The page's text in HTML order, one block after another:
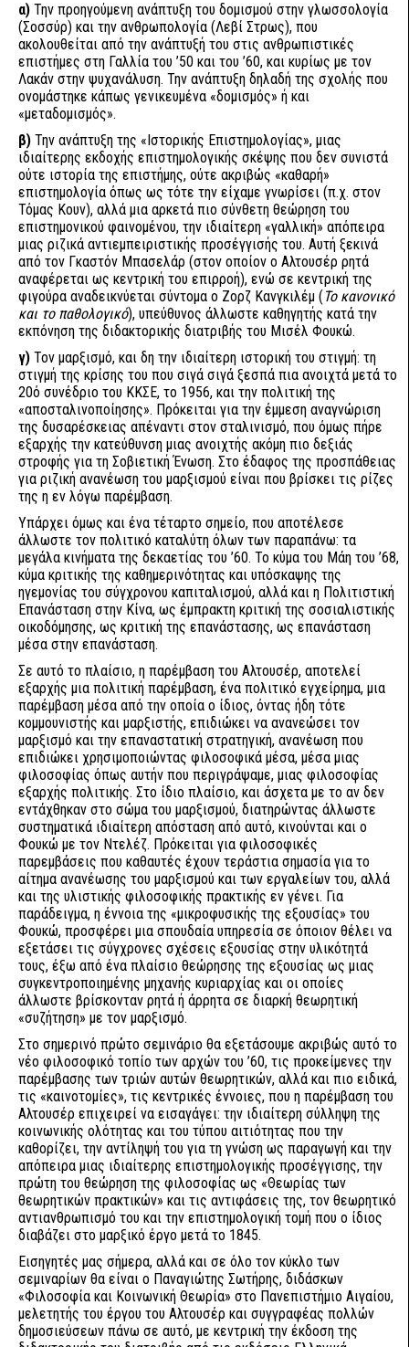
α) Την προηγούμενη ανάπτυξη του δομισμού στην γλωσσολογία
(Σοσσύρ) και την ανθρωπολογία (Λεβί Στρως), που
ακολουθείται από την ανάπτυξή του στις ανθρωπιστικές
επιστήμες στη Γαλλία του ’50 και του ’60, και κυρίως με τον
Λακάν στην ψυχανάλυση. Την ανάπτυξη δηλαδή της σχολής που
ονομάστηκε κάπως γενικευμένα «δομισμός» ή και
«μεταδομισμός».
β) Την ανάπτυξη της «Ιστορικής Επιστημολογίας», μιας
ιδιαίτερης εκδοχής επιστημολογικής σκέψης που δεν συνιστά
ούτε ιστορία της επιστήμης, ούτε ακριβώς «καθαρή»
επιστημολογία όπως ως τότε την είχαμε γνωρίσει (π.χ. στον
Τόμας Κουν), αλλά μια αρκετά πιο σύνθετη θεώρηση του
επιστημονικού φαινομένου, την ιδιαίτερη «γαλλική» απόπειρα
μιας ριζικά αντιεμπειριστικής προσέγγισής του. Αυτή ξεκινά
από τον Γκαστόν Μπασελάρ (στον οποίον ο Αλτουσέρ ρητά
αναφέρεται ως κεντρική του επιρροή), ενώ σε κεντρική της
φιγούρα αναδεικνύεται σύντομα ο Ζορζ Κανγκιλέμ (Το κανονικό
και το παθολογικό), υπεύθυνος άλλωστε καθηγητής κατά την
εκπόνηση της διδακτορικής διατριβής του Μισέλ Φουκώ.
γ) Τον μαρξισμό, και δη την ιδιαίτερη ιστορική του στιγμή: τη
στιγμή της κρίσης του που σιγά σιγά ξεσπά πια ανοιχτά μετά το
20ό συνέδριο του ΚΚΣΕ, το 1956, και την πολιτική της
«αποσταλινοποίησης». Πρόκειται για την έμμεση αναγνώριση
της δυσαρέσκειας απέναντι στον σταλινισμό, που όμως πήρε
εξαρχής την κατεύθυνση μιας ανοιχτής ακόμη πιο δεξιάς
στροφής για τη Σοβιετική Ένωση. Στο έδαφος της προσπάθειας
για ριζική ανανέωση του μαρξισμού είναι που βρίσκει τις ρίζες
της η εν λόγω παρέμβαση.
Υπάρχει όμως και ένα τέταρτο σημείο, που αποτέλεσε
άλλωστε τον πολιτικό καταλύτη όλων των παραπάνω: τα
μεγάλα κινήματα της δεκαετίας του ’60. Το κύμα του Μάη του ’68,
κύμα κριτικής της καθημερινότητας και υπόσκαψης της
ηγεμονίας του σύγχρονου καπιταλισμού, αλλά και η Πολιτιστική
Επανάσταση στην Κίνα, ως έμπρακτη κριτική της σοσιαλιστικής
οικοδόμησης, ως κριτική της επανάστασης, ως επανάσταση
μέσα στην επανάσταση.
Σε αυτό το πλαίσιο, η παρέμβαση του Αλτουσέρ, αποτελεί
εξαρχής μια πολιτική παρέμβαση, ένα πολιτικό εγχείρημα, μια
παρέμβαση μέσα από την οποία ο ίδιος, όντας ήδη τότε
κομμουνιστής και μαρξιστής, επιδιώκει να ανανεώσει τον
μαρξισμό και την επαναστατική στρατηγική, ανανέωση που
επιδιώκει χρησιμοποιώντας φιλοσοφικά μέσα, μέσα μιας
φιλοσοφίας όπως αυτήν που περιγράψαμε, μιας φιλοσοφίας
εξαρχής πολιτικής. Στο ίδιο πλαίσιο, και άσχετα με το αν δεν
εντάχθηκαν στο σώμα του μαρξισμού, διατηρώντας άλλωστε
συστηματικά ιδιαίτερη απόσταση από αυτό, κινούνται και ο
Φουκώ με τον Ντελέζ. Πρόκειται για φιλοσοφικές
παρεμβάσεις που καθαυτές έχουν τεράστια σημασία για το
αίτημα ανανέωσης του μαρξισμού και των εργαλείων του, αλλά
και της υλιστικής φιλοσοφικής πρακτικής εν γένει. Για
παράδειγμα, η έννοια της «μικροφυσικής της εξουσίας» του
Φουκώ, προσφέρει μια σπουδαία υπηρεσία σε όποιον θέλει να
εξετάσει τις σύγχρονες σχέσεις εξουσίας στην υλικότητά
τους, έξω από ένα πλαίσιο θεώρησης της εξουσίας ως μιας
συγκεντροποιημένης μηχανής κυριαρχίας και οι οποίες
άλλωστε βρίσκονταν ρητά ή άρρητα σε διαρκή θεωρητική
«συζήτηση» με τον μαρξισμό.
Στο σημερινό πρώτο σεμινάριο θα εξετάσουμε ακριβώς αυτό το
νέο φιλοσοφικό τοπίο των αρχών του ’60, τις προκείμενες την
παρέμβασης των τριών αυτών θεωρητικών, αλλά και πιο ειδικά,
τις «καινοτομίες», τις κεντρικές έννοιες, που η παρέμβαση του
Αλτουσέρ επιχειρεί να εισαγάγει: την ιδιαίτερη σύλληψη της
κοινωνικής ολότητας και του τύπου αιτιότητας που την
καθορίζει, την αντίληψή του για τη γνώση ως παραγωγή και την
απόπειρα μιας ιδιαίτερης επιστημολογικής προσέγγισης, την
πρώτη του θεώρηση της φιλοσοφίας ως «Θεωρίας των
θεωρητικών πρακτικών» και τις αντιφάσεις της, τον θεωρητικό
αντιανθρωπισμό του και την επιστημολογική τομή που ο ίδιος
διαβάζει στο μαρξικό έργο μετά το 1845.
Εισηγητές μας σήμερα, αλλά και σε όλο τον κύκλο των
σεμιναρίων θα είναι ο Παναγιώτης Σωτήρης, διδάσκων
«Φιλοσοφία και Κοινωνική Θεωρία» στο Πανεπιστήμιο Αιγαίου,
μελετητής του έργου του Αλτουσέρ και συγγραφέας πολλών
δημοσιεύσεων πάνω σε αυτό, με κεντρική την έκδοση της